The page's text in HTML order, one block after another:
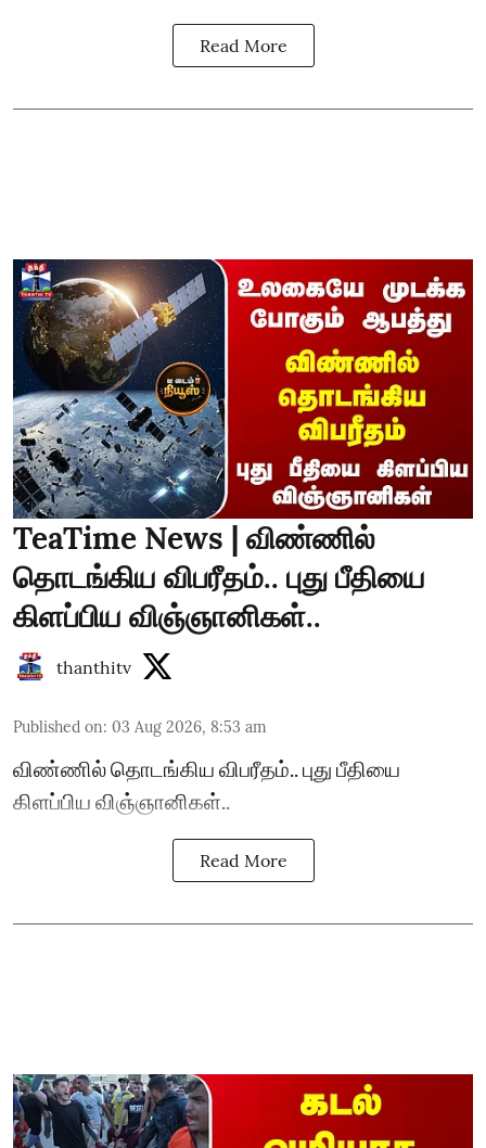
Read More
TeaTime News | விண்ணில்
தொடங்கிய விபரீதம்.. புது பீதியை
கிளப்பிய விஞ்ஞானிகள்..
thanthitv
Published on: 03 Aug 2026, 8:53 am
விண்ணில் தொடங்கிய விபரீதம்.. புது பீதியை
கிளப்பிய விஞ்ஞானிகள்..
Read More